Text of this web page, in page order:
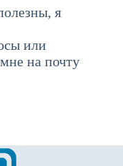
я
или
на почту